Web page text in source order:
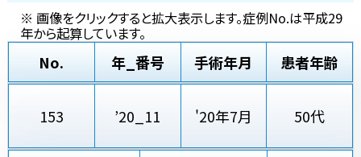
※ 画像をクリックすると拡大表示します。症例No.は平成29
年から起算しています。
No. 年_番号 手術年月 患者年齢
153 ’20_11 '20年7月 50代